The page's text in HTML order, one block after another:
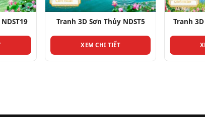
Tranh 3D Sơn Thủy NDST5
XEM CHI TIẾT
Tranh 3D Sơn
XEM CHI